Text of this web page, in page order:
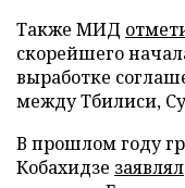
Также МИД
скорейшего
выработке
между Тбилиси,
В прошлом году
Кобахидзе заявлял